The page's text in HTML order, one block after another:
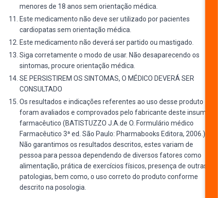
menores de 18 anos sem orientação médica.
Este medicamento não deve ser utilizado por pacientes
cardiopatas sem orientação médica.
Este medicamento não deverá ser partido ou mastigado.
Siga corretamente o modo de usar. Não desaparecendo os
sintomas, procure orientação médica.
SE PERSISTIREM OS SINTOMAS, O MÉDICO DEVERÁ SER
CONSULTADO
Os resultados e indicações referentes ao uso desse produto
foram avaliados e comprovados pelo fabricante deste insumo
farmacêutico (BATISTUZZO J.A.de O. Formulário médico
Farmacêutico 3ª ed. São Paulo: Pharmabooks Editora, 2006.).
Não garantimos os resultados descritos, estes variam de
pessoa para pessoa dependendo de diversos fatores como
alimentação, prática de exercícios físicos, presença de outras
patologias, bem como, o uso correto do produto conforme
descrito na posologia.